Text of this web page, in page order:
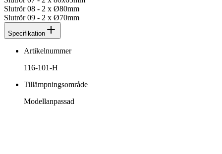
Slutrör 08 - 2 x Ø80mm
Slutrör 09 - 2 x Ø70mm
Specifikation
Artikelnummer
116-101-H
Tillämpningsområde
Modellanpassad